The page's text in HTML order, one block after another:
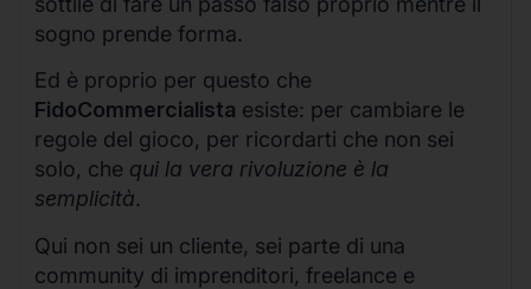
sogno prende forma.
Ed è proprio per questo che
FidoCommercialista esiste: per cambiare le
regole del gioco, per ricordarti che non sei
solo, che qui la vera rivoluzione è la
semplicità.
Qui non sei un cliente, sei parte di una
community di imprenditori, freelance e